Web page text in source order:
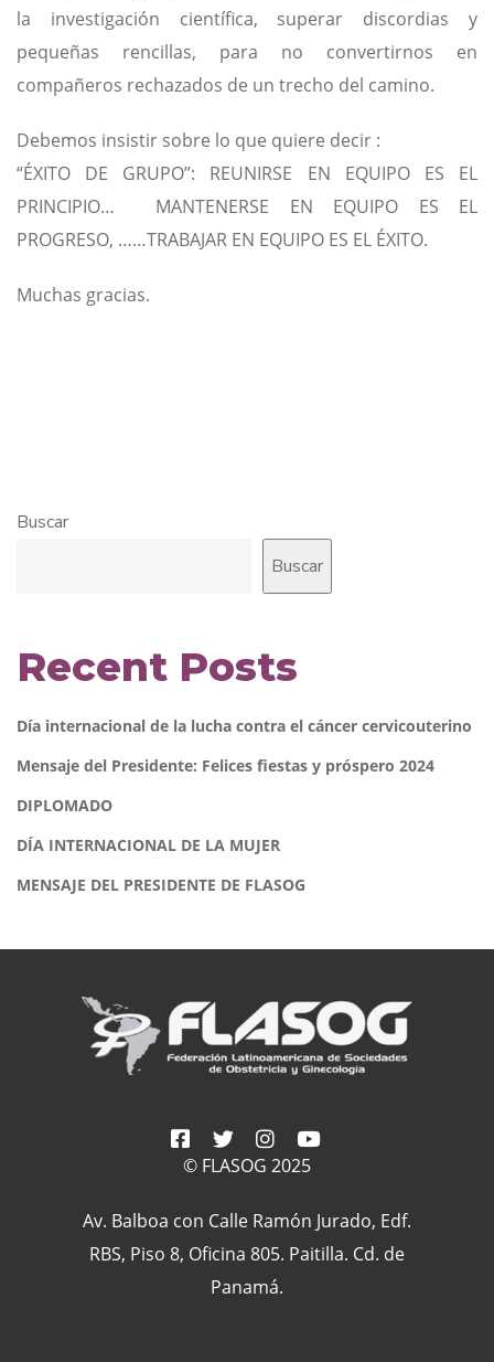
la investigación científica, superar discordias y
pequeñas rencillas, para no convertirnos en
compañeros rechazados de un trecho del camino.
Debemos insistir sobre lo que quiere decir :
“ÉXITO DE GRUPO”: REUNIRSE EN EQUIPO ES EL
PRINCIPIO… MANTENERSE EN EQUIPO ES EL
PROGRESO, ……TRABAJAR EN EQUIPO ES EL ÉXITO.
Muchas gracias.
Buscar
Buscar
Recent Posts
Día internacional de la lucha contra el cáncer cervicouterino
Mensaje del Presidente: Felices fiestas y próspero 2024
DIPLOMADO
DÍA INTERNACIONAL DE LA MUJER
MENSAJE DEL PRESIDENTE DE FLASOG
© FLASOG 2025
Av. Balboa con Calle Ramón Jurado, Edf.
RBS, Piso 8, Oficina 805. Paitilla. Cd. de
Panamá.